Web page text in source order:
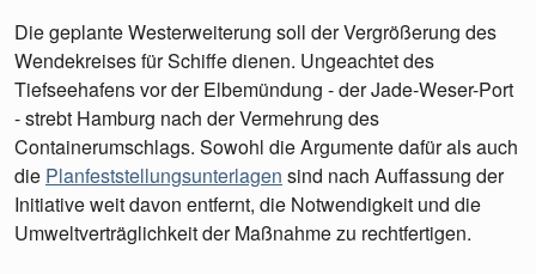
Die geplante Westerweiterung soll der Vergrößerung des
Wendekreises für Schiffe dienen. Ungeachtet des
Tiefseehafens vor der Elbemündung - der Jade-Weser-Port
- strebt Hamburg nach der Vermehrung des
Containerumschlags. Sowohl die Argumente dafür als auch
die Planfeststellungsunterlagen sind nach Auffassung der
Initiative weit davon entfernt, die Notwendigkeit und die
Umweltverträglichkeit der Maßnahme zu rechtfertigen.